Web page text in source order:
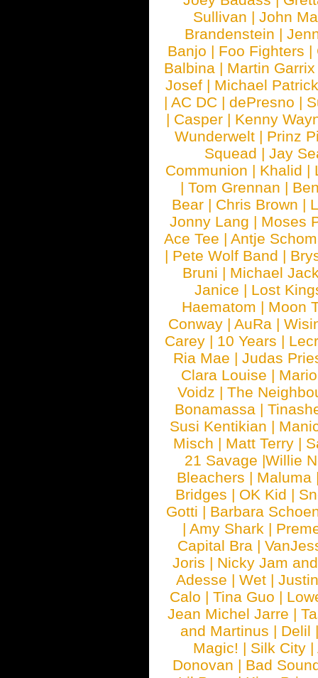
Sullivan | John
Brandenstein |
Banjo | Foo Fighters |
Balbina | Martin
Josef | Michael
|AC DC |dePresno |
| Casper | Kenny
Wunderwelt | Prinz
Squead |Jay
Communion | Khalid |
|Tom Grennan |
Bear | Chris Brown |
Jonny Lang | Moses
Ace Tee |Antje
| Pete Wolf Band |
Bruni | Michael
Janice | Lost
Haematom | Moon
Conway |AuRa |
Carey | 10 Years |
Ria Mae |Judas
Clara Louise |
Voidz |The
Bonamassa |
Susi Kentikian |
Misch | Matt Terry |
21 Savage |Willie
Bleachers | Maluma
Bridges | OK Kid |
Gotti | Barbara
| Amy Shark |
Capital Bra |
Joris | Nicky Jam
Adesse | Wet |
Calo | Tina Guo |
Jean Michel Jarre |
and Martinus | Delil
Magic! | Silk City |
Donovan | Bad